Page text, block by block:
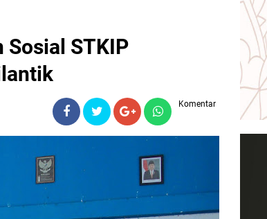
Sosial STKIP
Komentar